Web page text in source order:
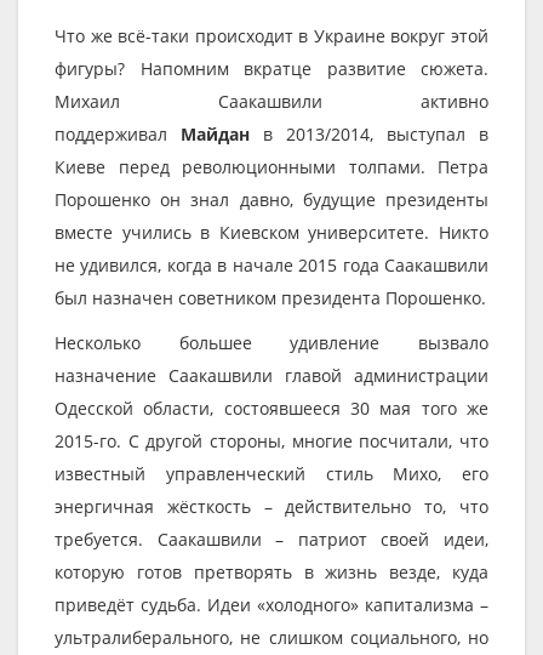
Что же всё-таки происходит в Украине вокруг этой
фигуры? Напомним вкратце развитие сюжета.
Михаил Саакашвили активно
поддерживал Майдан в 2013/2014, выступал в
Киеве перед революционными толпами. Петра
Порошенко он знал давно, будущие президенты
вместе учились в Киевском университете. Никто
не удивился, когда в начале 2015 года Саакашвили
был назначен советником президента Порошенко.
Несколько большее удивление вызвало
назначение Саакашвили главой администрации
Одесской области, состоявшееся 30 мая того же
2015-го. С другой стороны, многие посчитали, что
известный управленческий стиль Михо, его
энергичная жёсткость – действительно то, что
требуется. Саакашвили – патриот своей идеи,
которую готов претворять в жизнь везде, куда
приведёт судьба. Идеи «холодного» капитализма –
ультралиберального, не слишком социального, но